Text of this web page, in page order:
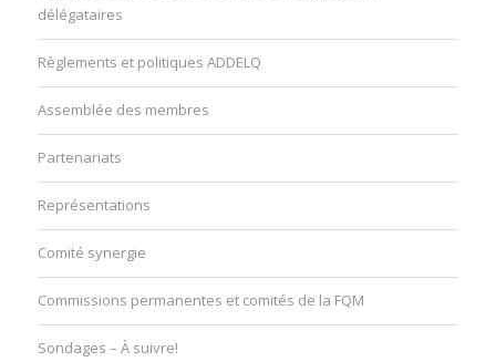
délégataires
Règlements et politiques ADDELQ
Assemblée des membres
Partenariats
Représentations
Comité synergie
Commissions permanentes et comités de la FQM
Sondages – À suivre!